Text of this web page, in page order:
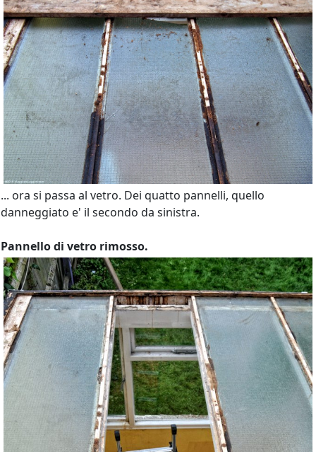
... ora si passa al vetro. Dei quatto pannelli, quello
danneggiato e' il secondo da sinistra.
Pannello di vetro rimosso.